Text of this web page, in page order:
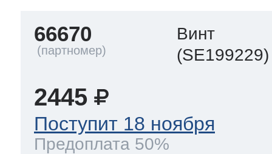
66670
Винт
(SE199229)
2445
Поступит 18 ноября
Предоплата 50%